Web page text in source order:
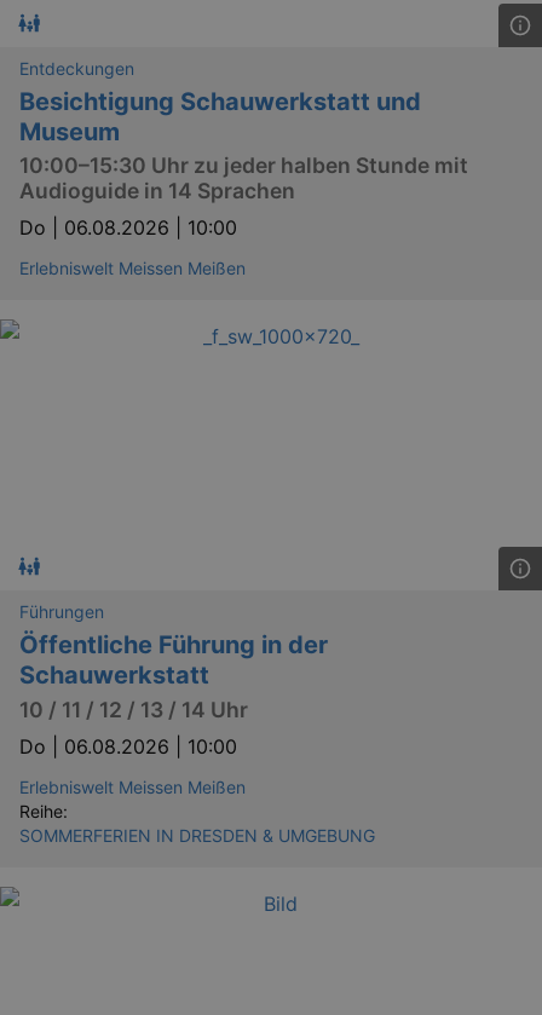
Entdeckungen
Besichtigung Schauwerkstatt und
Museum
10:00–15:30 Uhr zu jeder halben Stunde mit
Audioguide in 14 Sprachen
Do | 06.08.2026 | 10:00
Erlebniswelt Meissen Meißen
Führungen
Öffentliche Führung in der
Schauwerkstatt
10 / 11 / 12 / 13 / 14 Uhr
Do | 06.08.2026 | 10:00
Erlebniswelt Meissen Meißen
Reihe:
SOMMERFERIEN IN DRESDEN & UMGEBUNG